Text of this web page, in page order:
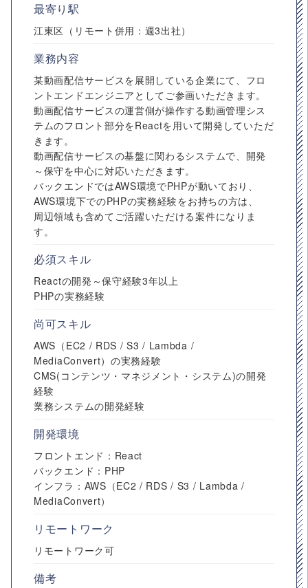
最寄り駅
江東区（リモート併用：週3出社）
業務内容
某動画配信サービスを展開している企業にて、フロ
ントエンドエンジニアとしてご参画いただきます。
動画配信サービスの運営側が操作する動画管理シス
テムのフロント部分をReactを用いて開発していただ
きます。
動画配信サービスの基盤に関わるシステムで、開発
～保守を中心に対応いただきます。
バックエンドではAWS環境でPHPが動いており、
AWS環境下でのPHPの実務経験をお持ちの方は、
周辺領域も含めてご活躍いただける案件になりま
す。
必須スキル
Reactの開発～保守経験3年以上
PHPの実務経験
尚可スキル
AWS（EC2 / RDS / S3 / Lambda /
MediaConvert）の実務経験
CMS(コンテンツ・マネジメント・システム)の開発
経験
業務システムの開発経験
開発環境
フロントエンド：React
バックエンド：PHP
インフラ：AWS（EC2 / RDS / S3 / Lambda /
MediaConvert）
リモートワーク
リモートワーク可
備考